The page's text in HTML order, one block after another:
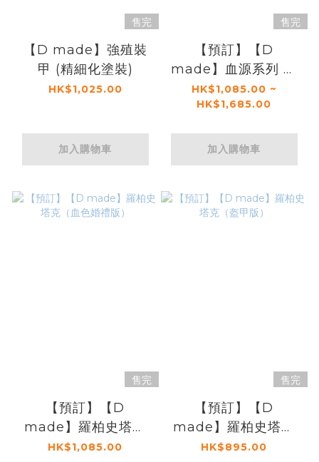
售完
【D made】強殖裝
甲 (精細化塗裝)
HK$1,025.00
加入購物車
售完
【預訂】【D
made】血源系列 獵
人 （無法運送到中國
包括澳門、香港）
HK$1,085.00 ~
HK$1,685.00
加入購物車
售完
【預訂】【D
made】羅柏史塔克
（血色婚禮版）
HK$1,085.00
售完
【預訂】【D
made】羅柏史塔克
（盔甲版）
HK$895.00